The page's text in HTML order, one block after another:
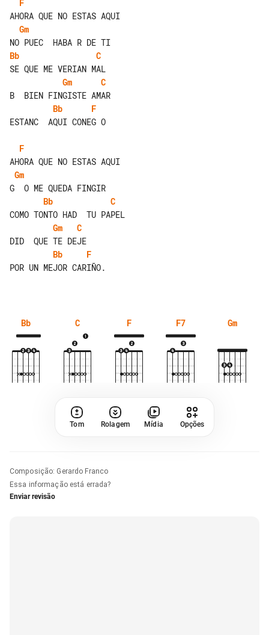
F
Gm
Bb
C
Gm
C
Bb
F
ESTANC  AQUI CONEG O
F
Gm
Bb
C
Gm
C
Bb
F
POR UN MEJOR CARIÑO.
Bb C F F7 Gm
Tom Rolagem Mídia Opções
Composição: Gerardo Franco
Essa informação está errada?
Enviar revisão